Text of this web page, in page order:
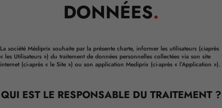
DONNÉES.
La société Médiprix souhaite par la présente charte, informer les utilisateurs (ciaprès
« les Utilisateurs ») du traitement de données personnelles collectées via son site
internet (ci-après « le Site ») ou son application Mediprix (ci-après « l’Application »).
QUI EST LE RESPONSABLE DU TRAITEMENT ?